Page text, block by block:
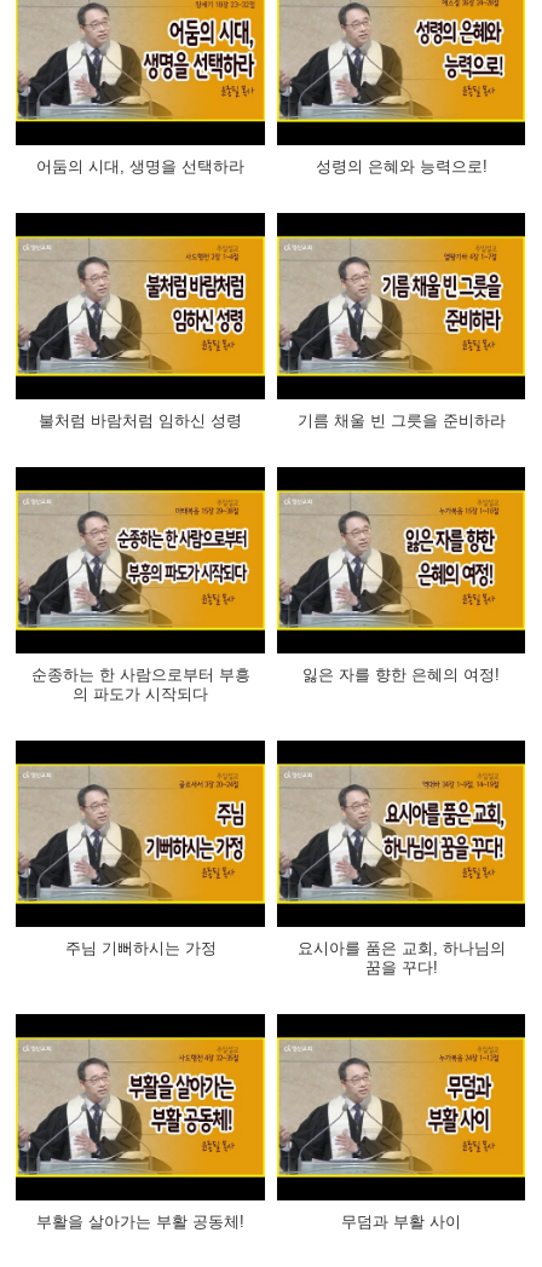
어둠의 시대, 생명을 선택하라 성령의 은혜와 능력으로!
불처럼 바람처럼 임하신 성령 기름 채울 빈 그릇을 준비하라
순종하는 한 사람으로부터 부흥
의 파도가 시작되다
잃은 자를 향한 은혜의 여정!
주님 기뻐하시는 가정
요시아를 품은 교회, 하나님의
꿈을 꾸다!
부활을 살아가는 부활 공동체! 무덤과 부활 사이